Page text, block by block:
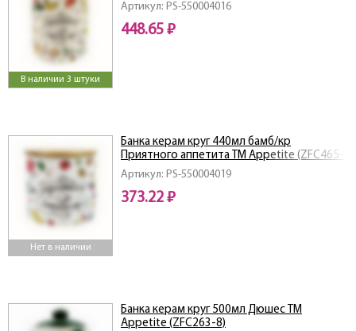
В наличии 3 штуки
Артикул: PS-550004016
448.65 ₽
Нет в наличии
Артикул: PS-550004019
Банка керам круг 440мл бамб/кр
Приятного аппетита ТМ Appetite (ZFC465-
9)
373.22 ₽
Банка керам круг 500мл Дюшес ТМ
Appetite (ZFC263-8)